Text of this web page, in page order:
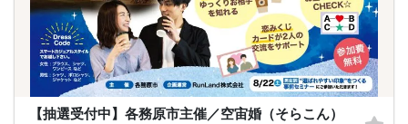
【抽選受付中】各務原市主催／空宙婚（そらこん）